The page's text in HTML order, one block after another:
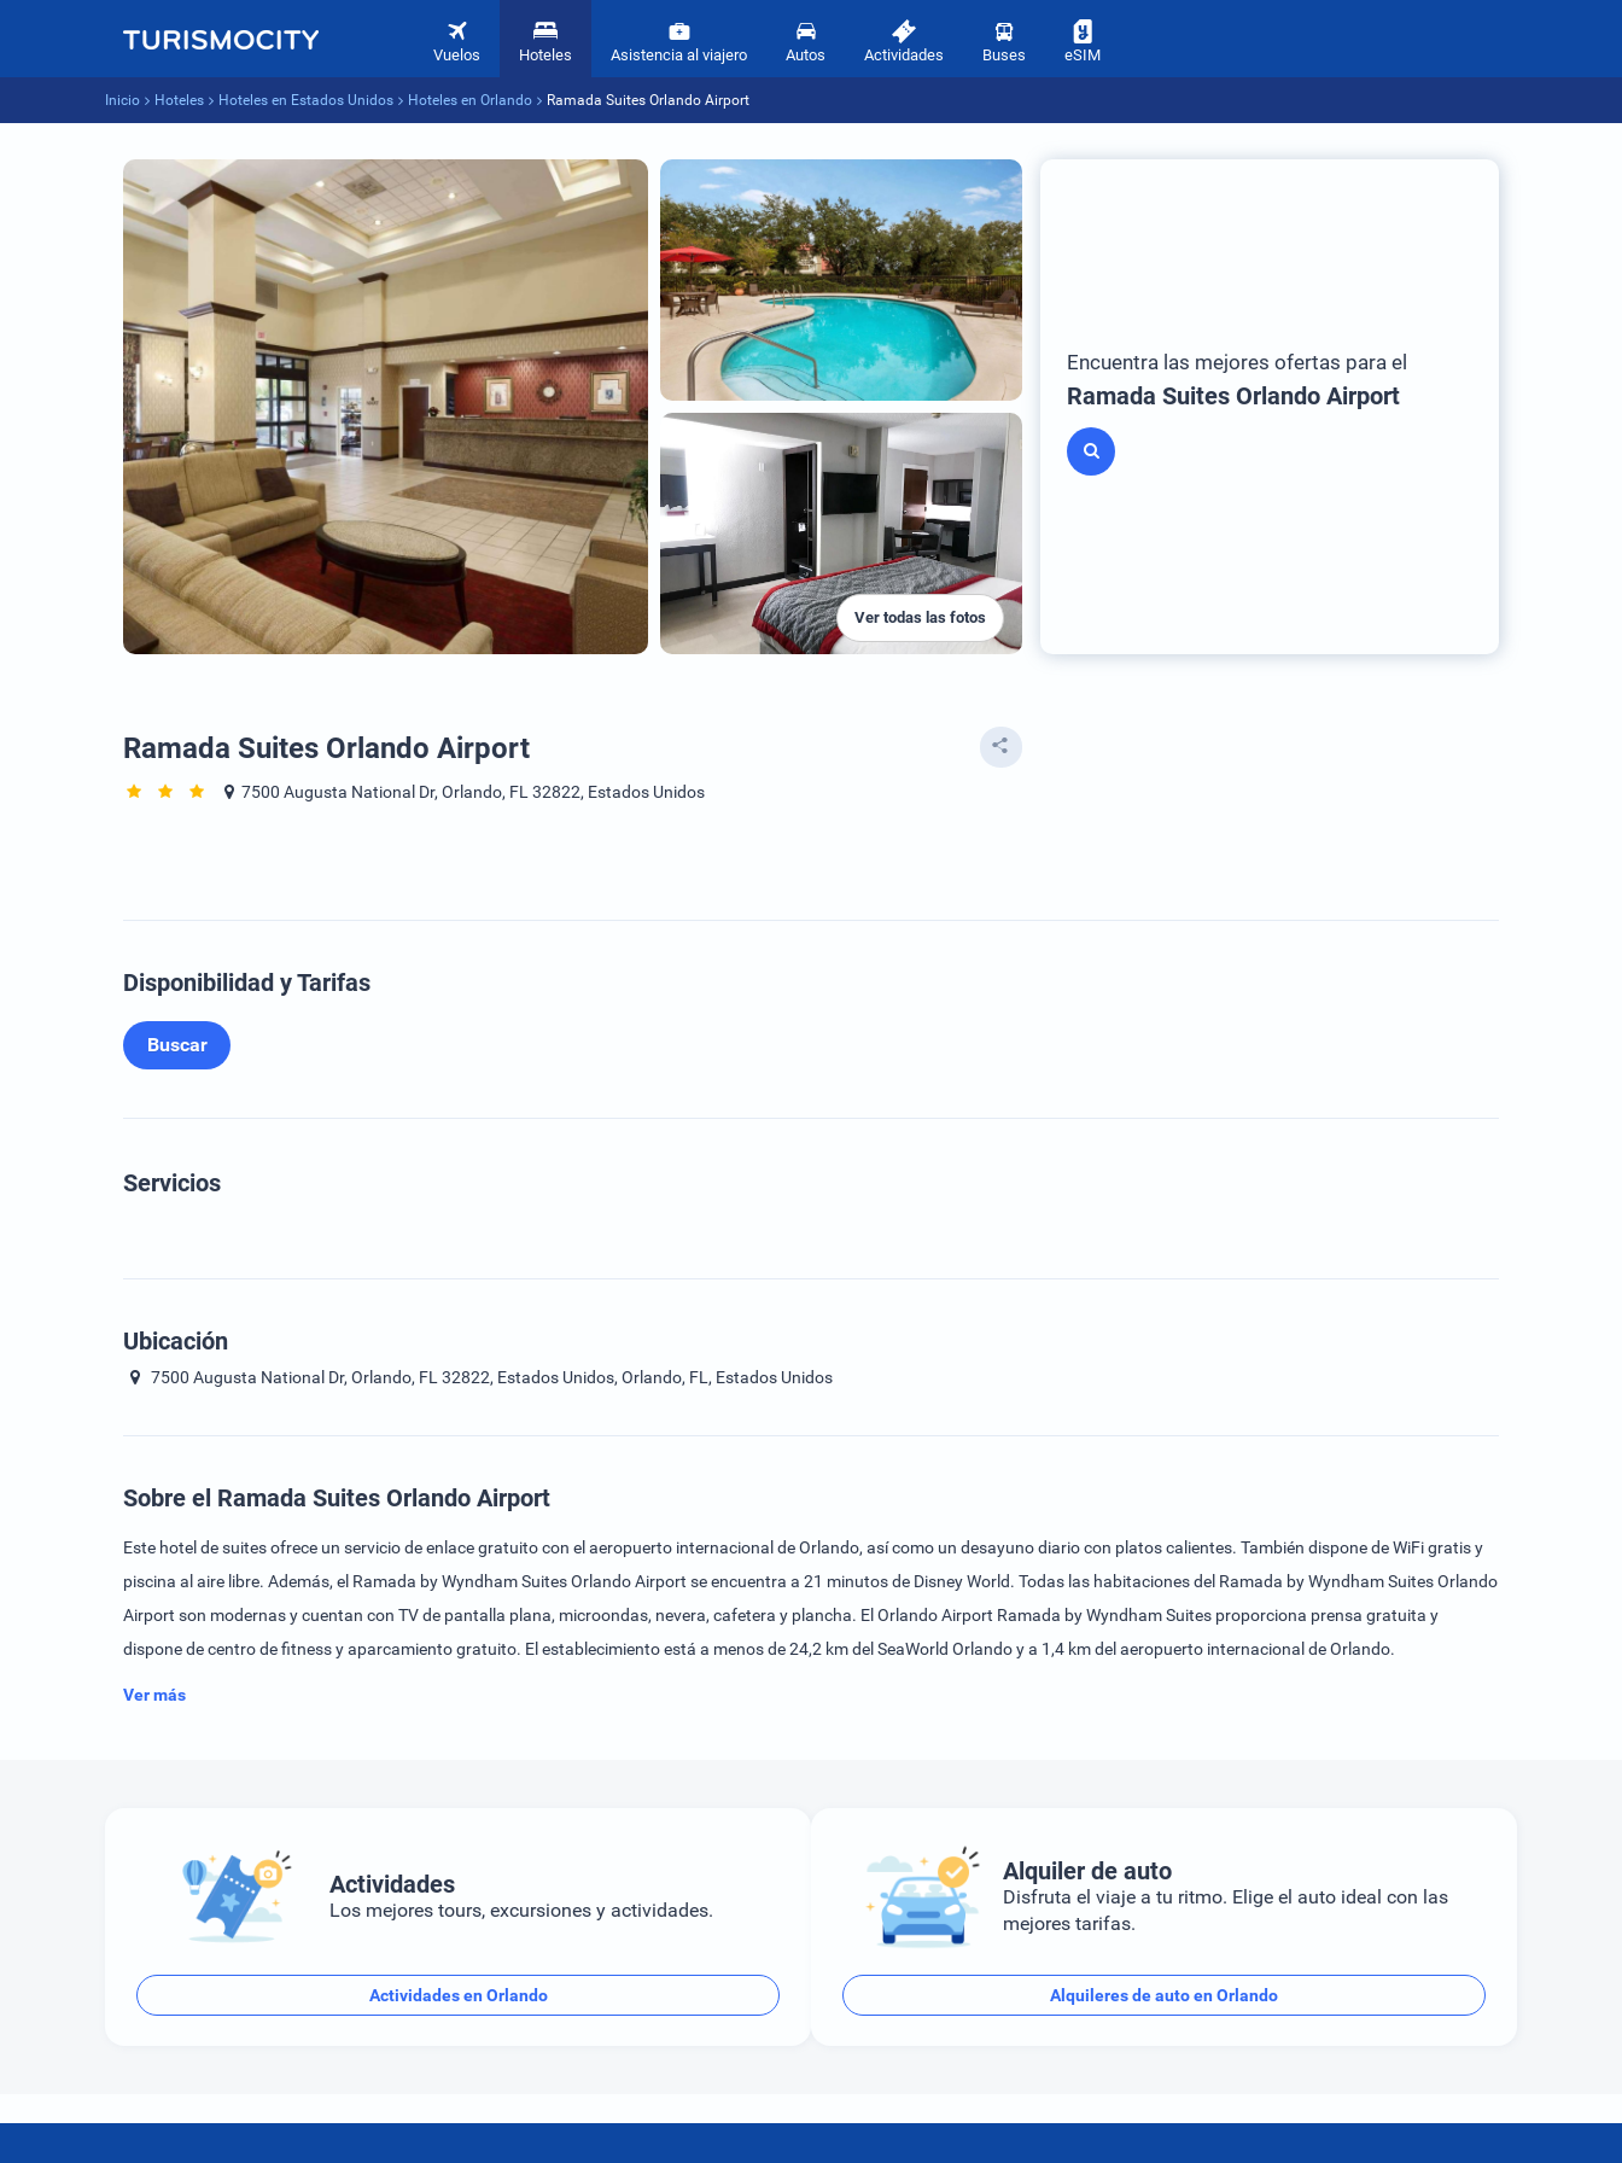
Vuelos Hoteles Asistencia al viajero Autos Actividades Buses eSIM
Inicio Hoteles Hoteles en Estados Unidos Hoteles en Orlando Ramada Suites Orlando Airport
Ver todas las fotos
Encuentra las mejores ofertas para el
Ramada Suites Orlando Airport
Ramada Suites Orlando Airport
7500 Augusta National Dr, Orlando, FL 32822, Estados Unidos
Disponibilidad y Tarifas
Buscar
Servicios
Ubicación
7500 Augusta National Dr, Orlando, FL 32822, Estados Unidos, Orlando, FL, Estados Unidos
Sobre el Ramada Suites Orlando Airport
Este hotel de suites ofrece un servicio de enlace gratuito con el aeropuerto internacional de Orlando, así como un desayuno diario con platos calientes. También dispone de WiFi gratis y
piscina al aire libre. Además, el Ramada by Wyndham Suites Orlando Airport se encuentra a 21 minutos de Disney World. Todas las habitaciones del Ramada by Wyndham Suites Orlando
Airport son modernas y cuentan con TV de pantalla plana, microondas, nevera, cafetera y plancha. El Orlando Airport Ramada by Wyndham Suites proporciona prensa gratuita y
dispone de centro de fitness y aparcamiento gratuito. El establecimiento está a menos de 24,2 km del SeaWorld Orlando y a 1,4 km del aeropuerto internacional de Orlando.
Ver más
Actividades
Los mejores tours, excursiones y actividades.
Actividades en Orlando
Alquiler de auto
Disfruta el viaje a tu ritmo. Elige el auto ideal con las
mejores tarifas.
Alquileres de auto en Orlando